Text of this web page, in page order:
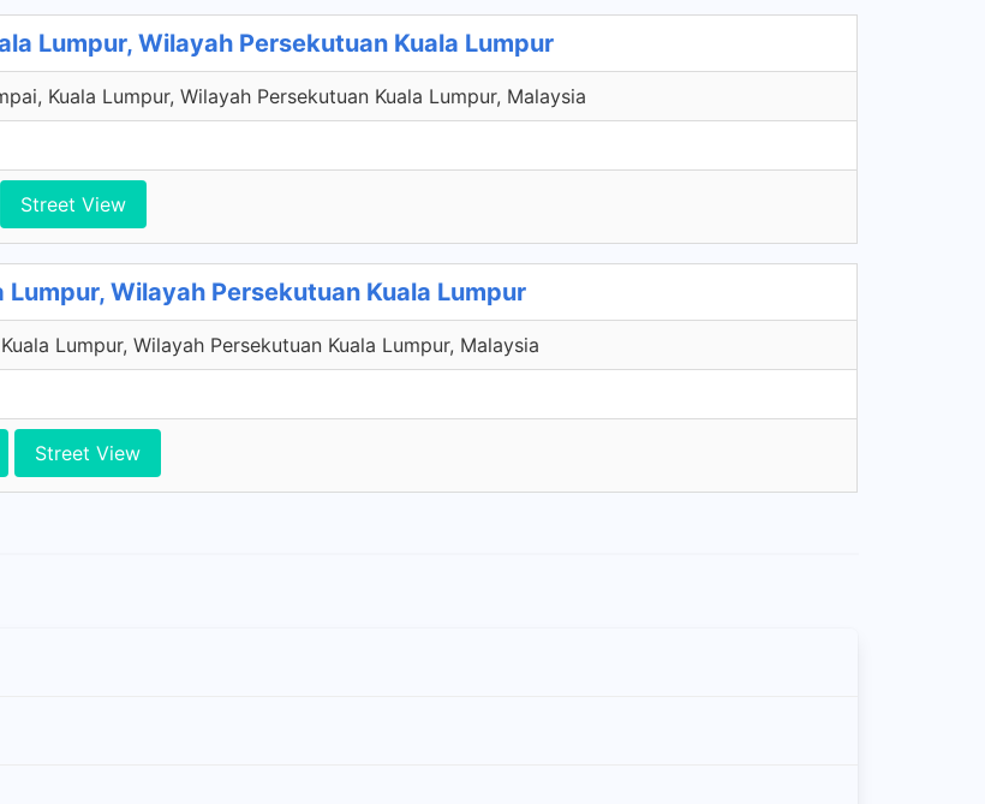
Lumpur, Wilayah Persekutuan Kuala Lumpur
Kuala Lumpur, Wilayah Persekutuan Kuala Lumpur, Malaysia
Street View
Wilayah Persekutuan Kuala Lumpur
Lumpur, Wilayah Persekutuan Kuala Lumpur, Malaysia
Street View